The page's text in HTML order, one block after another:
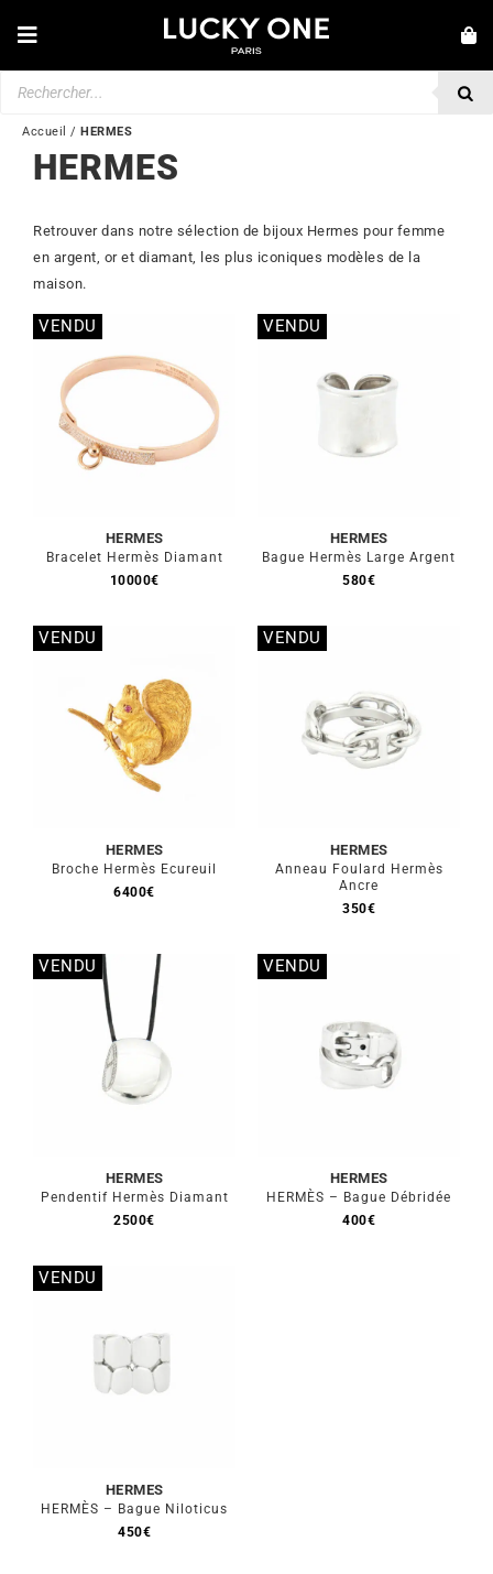
auToggle
Navigation
BRACELETS
COLLIERS
BOUCLES D’OREILLES
MONTRES
SECONDE MAIN
MARQUES
Mon Compte
Accueil / HERMES
HERMES
Retrouver dans notre sélection de bijoux Hermes pour femme
en argent, or et diamant, les plus iconiques modèles de la
maison.
VENDU
HERMES
Bracelet Hermès Diamant
10000€
VENDU
HERMES
Bague Hermès Large Argent
580€
VENDU
HERMES
Broche Hermès Ecureuil
6400€
VENDU
HERMES
Anneau Foulard Hermès
Ancre
350€
Stock épuisé
VENDU
HERMES
Pendentif Hermès Diamant
2500€
VENDU
HERMES
HERMÈS – Bague Débridée
400€
VENDU
HERMES
HERMÈS – Bague Niloticus
450€